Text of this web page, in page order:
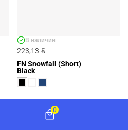
223,13 BYN
В наличии
FN Snowfall (Short)
Black
0